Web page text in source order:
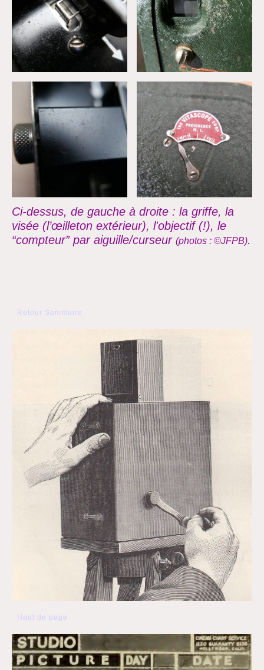
Ci-dessus, de gauche à droite : la griffe, la
visée (l’œilleton extérieur), l'objectif (!), le
“compteur” par aiguille/curseur (photos : ©JFPB).
Retour Sommaire
Haut de page